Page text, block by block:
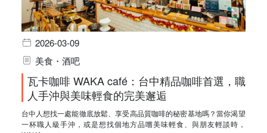
2026-03-09
美食・酒吧
瓦卡咖啡 WAKA café：台中精品咖啡首選，職
人手沖與美味輕食的完美邂逅
台中人想找一處能徹底放鬆、享受高品質咖啡的秘密基地嗎？當你渴望
一杯職人級手沖，或是想找個地方品嚐美味輕食、與朋友輕談時，